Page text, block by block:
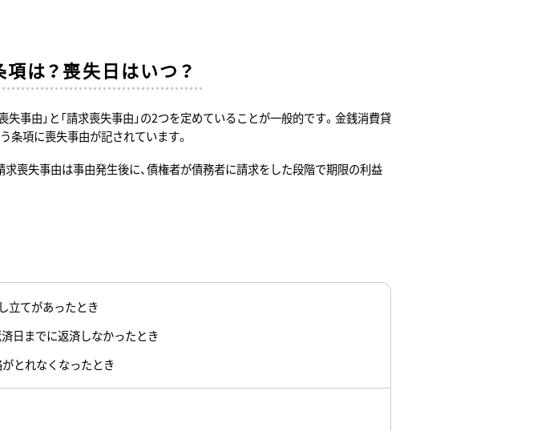
は？喪失日はいつ？
事由」と「請求喪失事由」の2つを定めていることが一般的です。金銭消費貸
条項に喪失事由が記されています。
喪失事由は事由発生後に、債権者が債務者に請求をした段階で期限の利益
立てがあったとき
日までに返済しなかったとき
とれなくなったとき